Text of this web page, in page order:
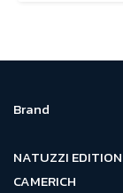
Brand
NATUZZI
CAMERICH